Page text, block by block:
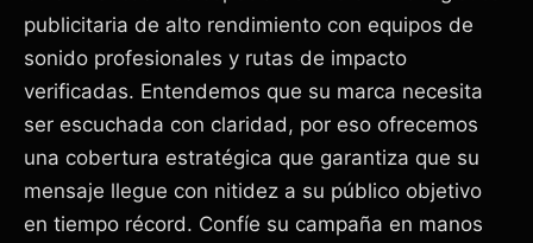
publicitaria de alto rendimiento con equipos de
sonido profesionales y rutas de impacto
verificadas. Entendemos que su marca necesita
ser escuchada con claridad, por eso ofrecemos
una cobertura estratégica que garantiza que su
mensaje llegue con nitidez a su público objetivo
en tiempo récord. Confíe su campaña en manos